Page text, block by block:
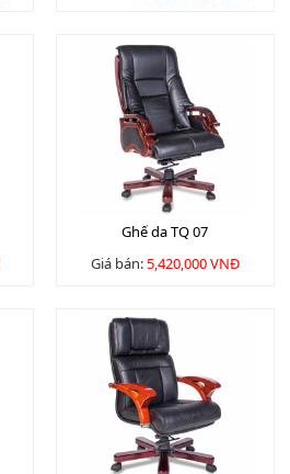
Ghế da TQ 07
Giá bán:5,420,000 VNĐ